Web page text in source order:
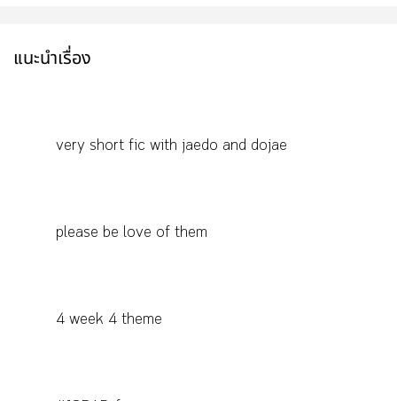
แนะนำเรื่อง
very short fic with jaedo and dojae
please be love of them
4 week 4 theme